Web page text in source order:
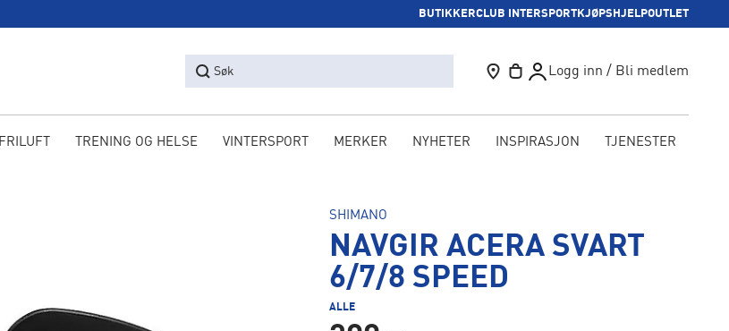
BUTIKKERCLUB INTERSPORTKJØPSHJELPOUTLET
Søk Logg inn / Bli medlem
FRILUFT TRENING OG HELSE VINTERSPORT MERKER NYHETER INSPIRASJON TJENESTER
SHIMANO
NAVGIR ACERA SVART
6/7/8 SPEED
ALLE